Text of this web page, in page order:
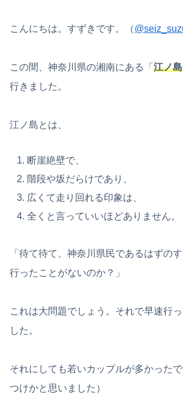
こんにちは。すずきです。（
この間、神奈川県の湘南にある「 江ノ島
行きました。
江ノ島とは、
断崖絶壁で、
階段や坂だらけであり、
広くて走り回れる印象は、
全くと言っていいほどありません。
「待て待て、神奈川県民であるはずの
行ったことがないのか？」
これは大問題でしょう。それで早速行
した。
それにしても若いカップルが多かった
つけかと思いました）